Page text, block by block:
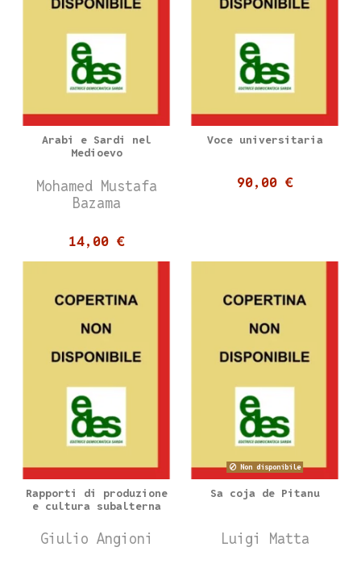
Arabi e Sardi nel
Medioevo
Mohamed Mustafa
Bazama
14,00 €
Voce universitaria
90,00 €
Rapporti di produzione
e cultura subalterna
Giulio Angioni
Non disponibile
Sa coja de Pitanu
Luigi Matta